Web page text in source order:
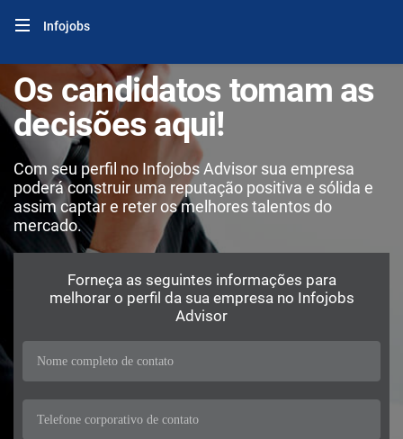
Infojobs
Os candidatos tomam as
decisões aqui!
Com seu perfil no Infojobs Advisor sua empresa
poderá construir uma reputação positiva e sólida e
assim captar e reter os melhores talentos do
mercado.
Forneça as seguintes informações para
melhorar o perfil da sua empresa no Infojobs
Advisor